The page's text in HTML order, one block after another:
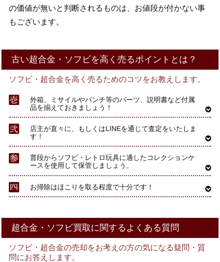
の価値が無いと判断されるものは、お値段が付かない事
もございます。
古い超合金・ソフビを高く売るポイントとは？
ソフビ・超合金を高く売るためのコツをお教えします。
外箱、ミサイルやパンチ等のパーツ、説明書など付属
品を揃えておきましょう！
店主が直々に、もしくはLINEを通じて査定をいたしま
す！
普段からソフビ・レトロ玩具に適したコレクションケ
ースを使用して保管しましょう。
お掃除はほこりを取る程度で十分です！
超合金・ソフビ買取に関するよくある質問
ソフビ・超合金の売却をお考えの方の気になる疑問・質
問にお答えします。